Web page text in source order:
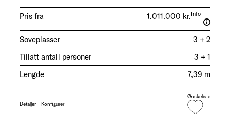
Pris fra 1.011.000 kr.Info
Soveplasser
3 + 2
Tillatt antall personer
3 + 1
Lengde
7,39 m
Detaljer Konfigurer
Ønskeliste